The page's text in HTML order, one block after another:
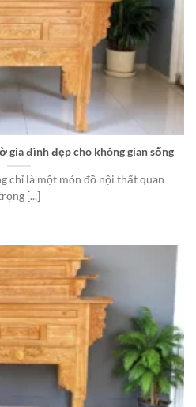
gia đình đẹp cho không gian sống
chỉ là một món đồ nội thất quan
[...]